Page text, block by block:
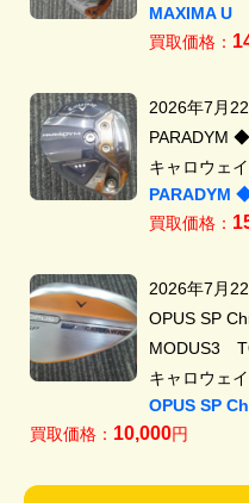
MAXIMA U
買取価格：
2026年7月
PARADYM
キャロウェイ
買取価格：
2026年7月
OPUS SP
MODUS3
キャロウェイ
OPUS SP
買取価格： 10,000円